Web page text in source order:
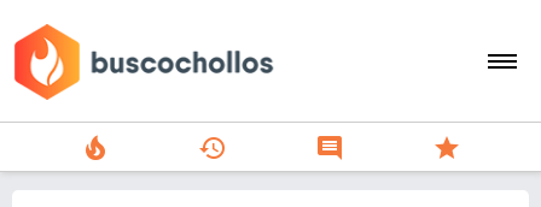
search
local_fire_department history comment star